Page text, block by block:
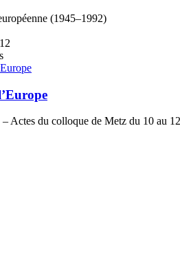
(1945–1992)
Actes du colloque de Metz du 10 au